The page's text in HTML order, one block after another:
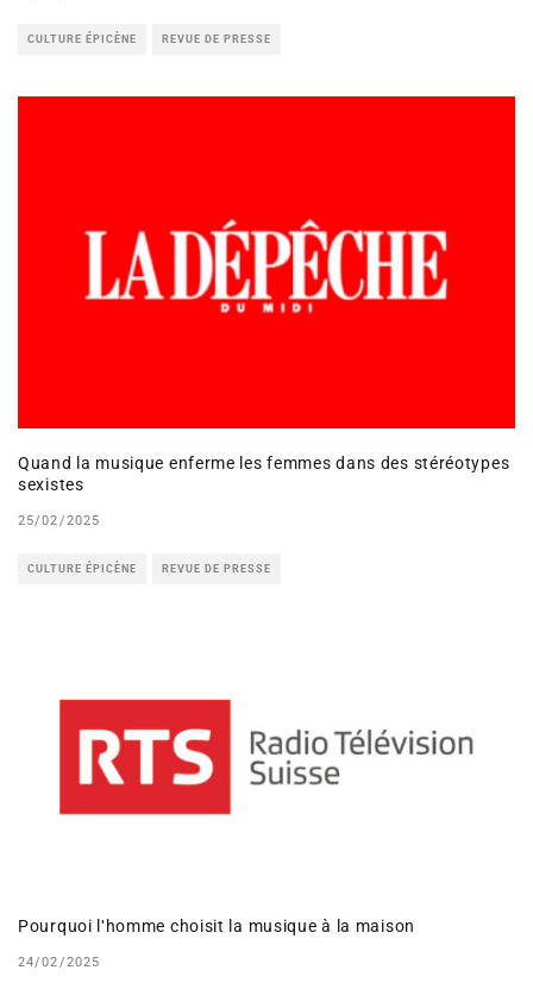
CULTURE ÉPICÈNE REVUE DE PRESSE
Quand la musique enferme les femmes dans des stéréotypes
sexistes
25/02/2025
CULTURE ÉPICÈNE REVUE DE PRESSE
Pourquoi lʹhomme choisit la musique à la maison
24/02/2025